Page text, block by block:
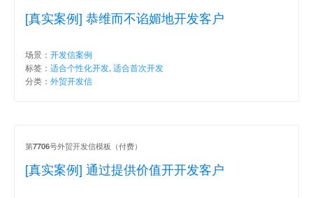
[真实案例] 恭维而不谄媚地开发客户
场景： 开发信案例
标签： 适合个性化开发, 适合首次开发
分类： 外贸开发信
[真实案例] 通过提供价值开开发客户
第7706号外贸开发信模板（付费）